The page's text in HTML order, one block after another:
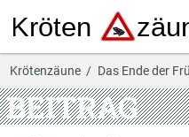
Krötenzäune Das Ende der
BEITRAG